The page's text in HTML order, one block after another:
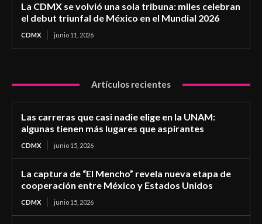
La CDMX se volvió una sola tribuna: miles celebran
el debut triunfal de México en el Mundial 2026
CDMX junio 11, 2026
Artículos recientes
Las carreras que casi nadie elige en la UNAM:
algunas tienen más lugares que aspirantes
CDMX junio 15, 2026
La captura de “El Mencho” revela nueva etapa de
cooperación entre México y Estados Unidos
CDMX junio 15, 2026